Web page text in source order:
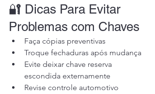
🔐 Dicas Para Evitar
Problemas com Chaves
Faça cópias preventivas
Troque fechaduras após mudança
Evite deixar chave reserva
escondida externamente
Revise controle automotivo